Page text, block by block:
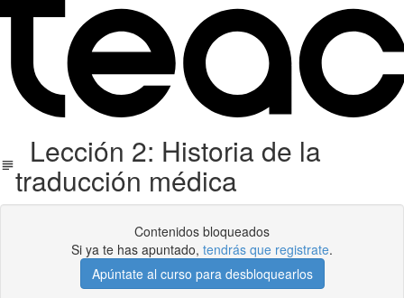
Lección 2: Historia de la
traducción médica
Contenidos bloqueados
Si ya te has apuntado, tendrás que registrate.
Apúntate al curso para desbloquearlos